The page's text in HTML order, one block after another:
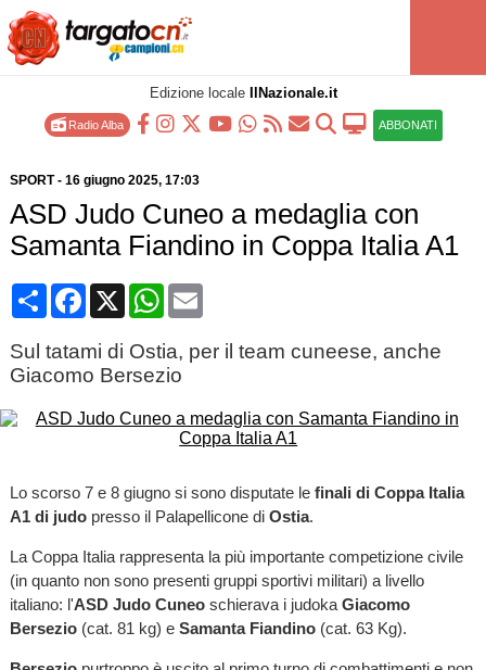
Edizione locale IlNazionale.it
Radio Alba ABBONATI
SPORT- 16 giugno 2025, 17:03
ASD Judo Cuneo a medaglia con
Samanta Fiandino in Coppa Italia A1
CondividiFacebook
X WhatsApp
Email
Sul tatami di Ostia, per il team cuneese, anche
Giacomo Bersezio
Lo scorso 7 e 8 giugno si sono disputate le finali di Coppa Italia
A1 di judopresso il Palapellicone di Ostia.
La Coppa Italia rappresenta la più importante competizione civile
(in quanto non sono presenti gruppi sportivi militari) a livello
italiano: l'ASD Judo Cuneoschierava i judoka Giacomo
Bersezio(cat. 81 kg) e Samanta Fiandino(cat. 63 Kg).